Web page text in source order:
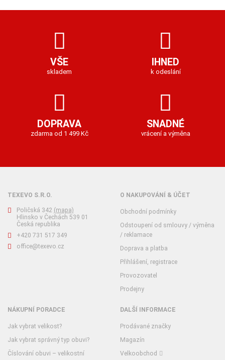
VŠE
skladem
IHNED
k odeslání
DOPRAVA
zdarma od 1 499 Kč
SNADNÉ
vrácení a výměna
TEXEVO S.R.O.
Poličská 342 (mapa)
Hlinsko v Čechách 539 01
Česká republika
+420 731 517 349
office@texevo.cz
O NAKUPOVÁNÍ & ÚČET
Obchodní podmínky
Odstoupení od smlouvy / výměna
/ reklamace
Doprava a platba
Přihlášení, registrace
Provozovatel
Prodejny
NÁKUPNÍ PORADCE
Jak vybrat velikost?
Jak vybrat správný typ obuvi?
Číslování obuvi – velikostní
DALŠÍ INFORMACE
Prodávané značky
Magazín
Velkoobchod